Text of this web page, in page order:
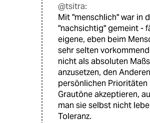
@tsitra:
Mit "menschlich" war in
"nachsichtig" gemeint -
eigene, eben beim
sehr selten
nicht als absoluten
anzusetzen, den
persönlichen Prioritäten
Grautöne akzeptieren,
man sie selbst nicht
Toleranz.